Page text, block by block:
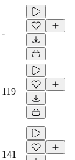
-
119
141